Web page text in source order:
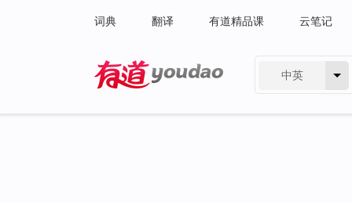
词典 翻译 有道精品课 云笔记
中英